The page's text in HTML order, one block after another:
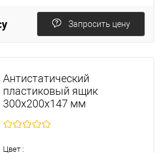
Запросить цену
Антистатический
пластиковый ящик
300х200х147 мм
Цвет :